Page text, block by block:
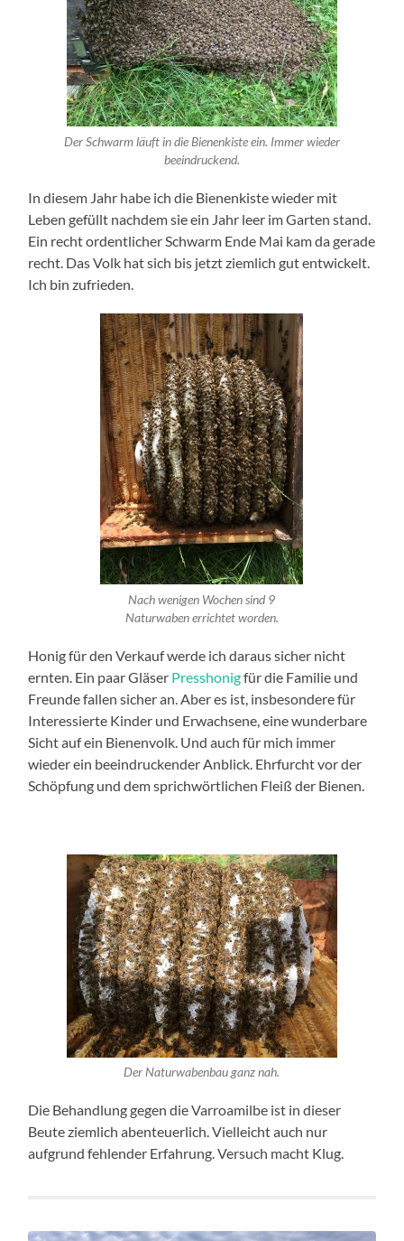
Der Schwarm läuft in die Bienenkiste ein. Immer wieder
beeindruckend.
In diesem Jahr habe ich die Bienenkiste wieder mit
Leben gefüllt nachdem sie ein Jahr leer im Garten stand.
Ein recht ordentlicher Schwarm Ende Mai kam da gerade
recht. Das Volk hat sich bis jetzt ziemlich gut entwickelt.
Ich bin zufrieden.
Nach wenigen Wochen sind 9
Naturwaben errichtet worden.
Honig für den Verkauf werde ich daraus sicher nicht
ernten. Ein paar Gläser Presshonigfür die Familie und
Freunde fallen sicher an. Aber es ist, insbesondere für
Interessierte Kinder und Erwachsene, eine wunderbare
Sicht auf ein Bienenvolk. Und auch für mich immer
wieder ein beeindruckender Anblick. Ehrfurcht vor der
Schöpfung und dem sprichwörtlichen Fleiß der Bienen.
Der Naturwabenbau ganz nah.
Die Behandlung gegen die Varroamilbe ist in dieser
Beute ziemlich abenteuerlich. Vielleicht auch nur
aufgrund fehlender Erfahrung. Versuch macht Klug.